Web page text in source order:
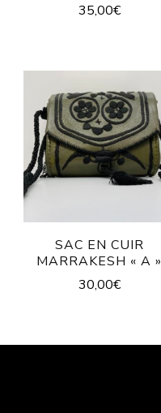
35,00€
SAC EN CUIR
MARRAKESH « A »
30,00€